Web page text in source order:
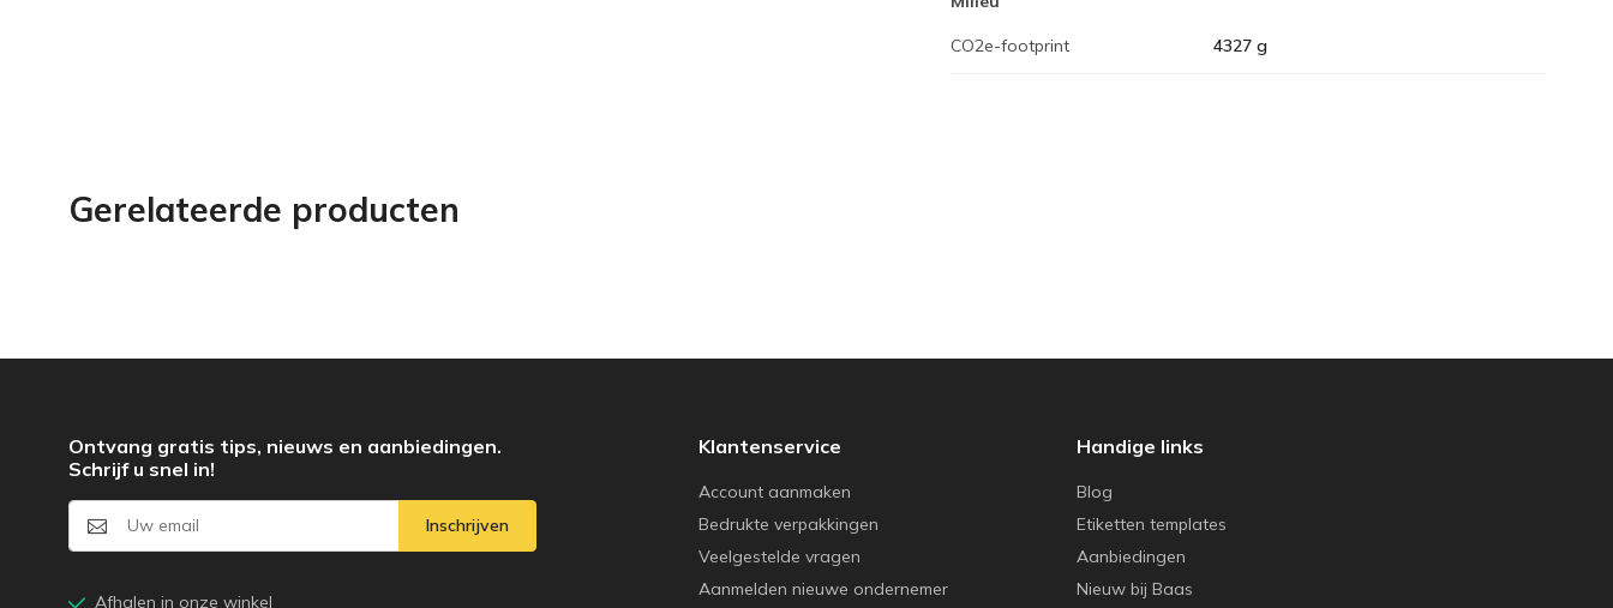
CO2e-footprint 4327 g
Gerelateerde producten
Klantenservice
Account aanmaken
Bedrukte verpakkingen
Veelgestelde vragen
Aanmelden nieuwe ondernemer
Handige links
Blog
Etiketten templates
Aanbiedingen
Nieuw bij Baas
Ontvang gratis tips, nieuws en aanbiedingen.
Schrijf u snel in!
Inschrijven
Afhalen in onze winkel